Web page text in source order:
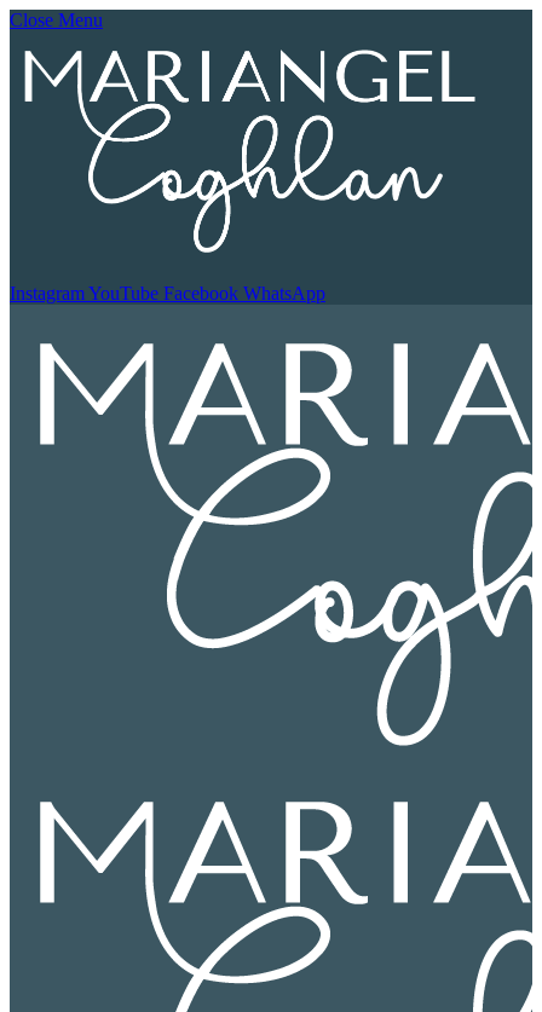
Close Menu
InstagramYouTube Facebook WhatsApp